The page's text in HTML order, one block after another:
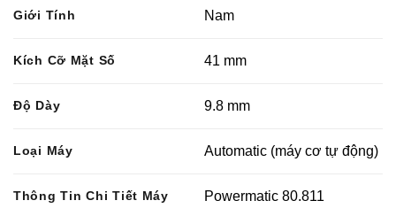
Giới Tính Nam
Kích Cỡ Mặt Số 41 mm
Độ Dày 9.8 mm
Loại Máy Automatic (máy cơ tự động)
Thông Tin Chi Tiết Máy Powermatic 80.811